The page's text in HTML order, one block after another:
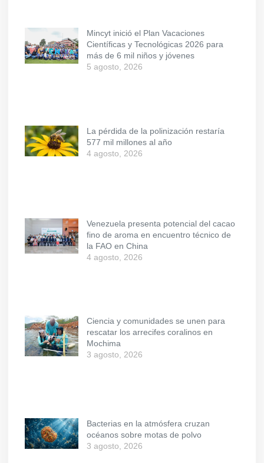
Mincyt inició el Plan Vacaciones
Científicas y Tecnológicas 2026 para
más de 6 mil niños y jóvenes
5 agosto, 2026
La pérdida de la polinización restaría
577 mil millones al año
4 agosto, 2026
Venezuela presenta potencial del cacao
fino de aroma en encuentro técnico de
la FAO en China
4 agosto, 2026
Ciencia y comunidades se unen para
rescatar los arrecifes coralinos en
Mochima
3 agosto, 2026
Bacterias en la atmósfera cruzan
océanos sobre motas de polvo
3 agosto, 2026